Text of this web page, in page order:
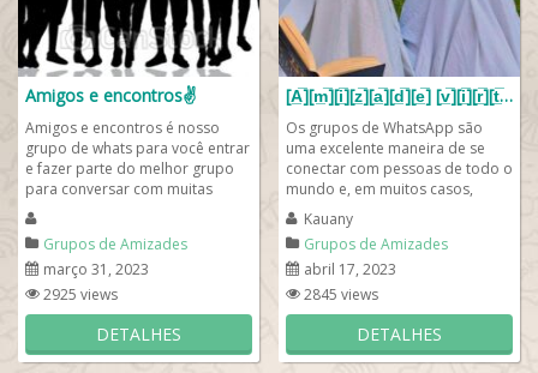
Amigos e encontros✌️
Amigos e encontros é nosso
grupo de whats para você entrar
e fazer parte do melhor grupo
para conversar com muitas
gente e bacana pelo whatsapp.
Então, para...
Grupos de Amizades
março 31, 2023
2925 views
DETALHES
[A̲̅][m̲̅][i̲̅][z̲̅][a̲̅][d̲̅][e̲̅] [v̲̅][i̲̅][r̲̅][t̲̅][u̲̅][a̲̅][l̲̅] ✨❤️
Os grupos de WhatsApp são
uma excelente maneira de se
conectar com pessoas de todo o
mundo e, em muitos casos,
formar amizades virtuais ✨❤️que
dure...
Kauany
Grupos de Amizades
abril 17, 2023
2845 views
DETALHES